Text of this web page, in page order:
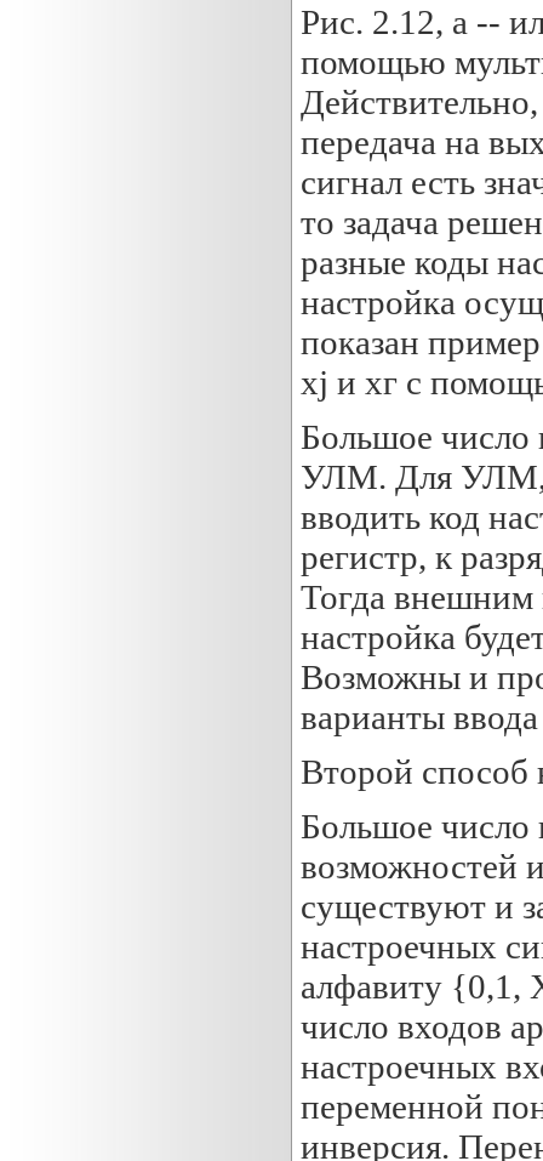
Рис. 2.12, а --
помощью
передача на
сигнал есть
то задача
разные коды
настройка
показан
xj и хг с
Большое число
УЛМ. Для УЛМ,
вводить код
регистр, к
Тогда внешним
настройка
Возможны и
варианты
Второй
Большое число
возможностей
существуют и
настроечных
алфавиту {0,1,
число входов
настроечных
переменной
инверсия.